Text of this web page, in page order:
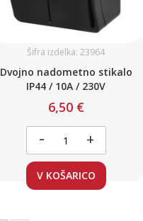
Šifra izdelka: 23964
Dvojno nadometno stikalo
IP44 / 10A / 230V
6,50 €
- +
V KOŠARICO